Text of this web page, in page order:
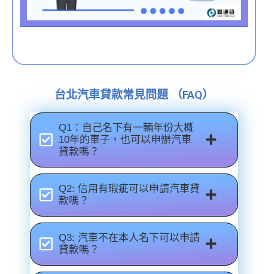
台北汽車貸款常見問題 （FAQ）
Q1：自己名下有一輛年份大概
10年的車子，也可以申辦汽車
貸款嗎？
Q2: 信用有瑕疵可以申請汽車貸
款嗎？
Q3: 汽車不在本人名下可以申請
貸款嗎？